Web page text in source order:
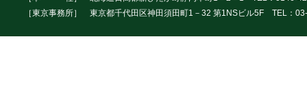
［東京事務所］ 東京都千代田区神田須田町1－32 第1NSビル5F TEL：